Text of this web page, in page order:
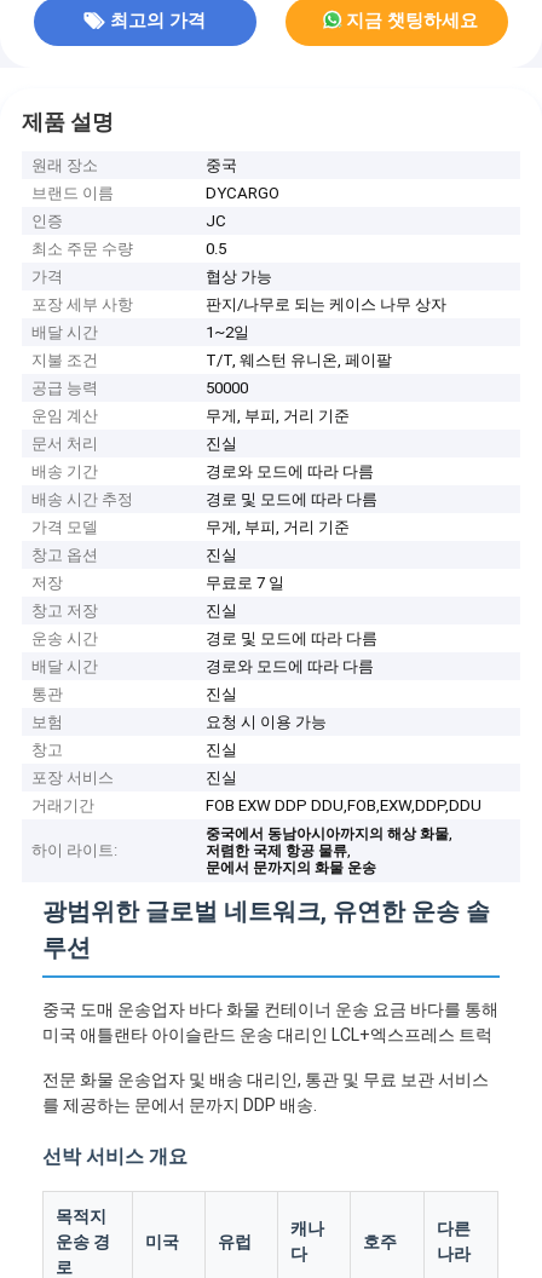
최고의 가격 지금 챗팅하세요
제품 설명
원래 장소
중국
브랜드 이름
DYCARGO
인증
JC
최소 주문 수량
0.5
가격
협상 가능
포장 세부 사항
판지/나무로 되는 케이스 나무 상자
배달 시간
1~2일
지불 조건
T/T, 웨스턴 유니온, 페이팔
공급 능력
50000
운임 계산
무게, 부피, 거리 기준
문서 처리
진실
배송 기간
경로와 모드에 따라 다름
배송 시간 추정
경로 및 모드에 따라 다름
가격 모델
무게, 부피, 거리 기준
창고 옵션
진실
저장
무료로 7 일
창고 저장
진실
운송 시간
경로 및 모드에 따라 다름
배달 시간
경로와 모드에 따라 다름
통관
진실
보험
요청 시 이용 가능
창고
진실
포장 서비스
진실
거래기간
FOB EXW DDP DDU,FOB,EXW,DDP,DDU
하이 라이트:
중국에서 동남아시아까지의 해상 화물,
저렴한 국제 항공 물류,
문에서 문까지의 화물 운송
광범위한 글로벌 네트워크, 유연한 운송 솔
루션
중국 도매 운송업자 바다 화물 컨테이너 운송 요금 바다를 통해
미국 애틀랜타 아이슬란드 운송 대리인 LCL+엑스프레스 트럭
전문 화물 운송업자 및 배송 대리인, 통관 및 무료 보관 서비스
를 제공하는 문에서 문까지 DDP 배송.
선박 서비스 개요
목적지
운송 경
로
미국 유럽
캐나
다
호주
다른
나라